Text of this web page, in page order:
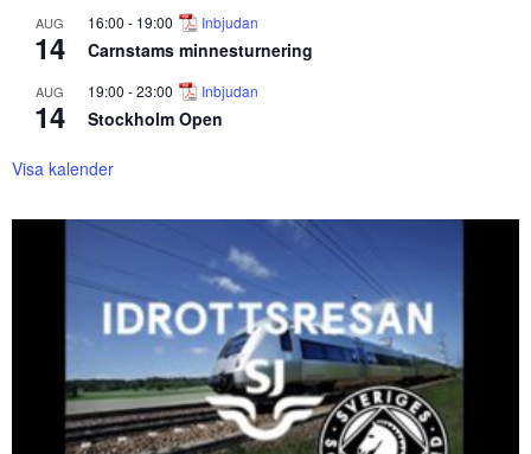
AUG
14
16:00 - 19:00 Inbjudan
Carnstams minnesturnering
AUG
14
19:00 -23:00 Inbjudan
Stockholm Open
Visa kalender